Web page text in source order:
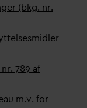
(bkg. nr.
789 af
m.v. for